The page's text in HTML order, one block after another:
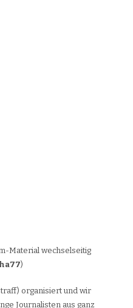
Material wechselseitig
)
organisiert und wir
Journalisten aus ganz